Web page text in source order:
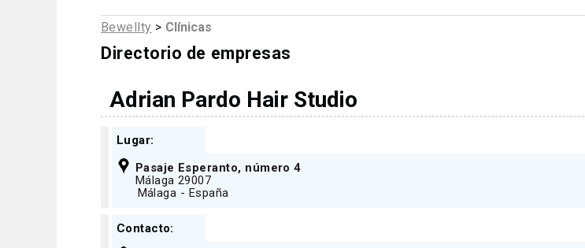
Bewellty > Clínicas
Directorio de empresas
Adrian Pardo Hair Studio
Lugar:
Pasaje Esperanto, número 4
Málaga 29007
Málaga - España
Contacto: